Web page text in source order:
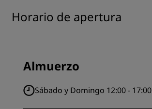
Horario de apertura
Almuerzo
Sábado y Domingo 12:00 - 17:00